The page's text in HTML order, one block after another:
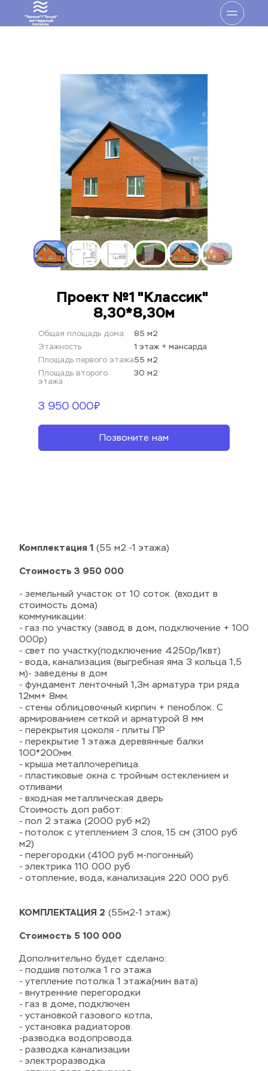
Проект №1 "Классик"
8,30*8,30м
Общая площадь дома:
85 м2
Этажность
1 этаж + мансарда
Площадь первого этажа55 м2
Площадь второго
этажа
30 м2
3 950 000₽
Позвоните нам
Комплектация 1 (55 м2 -1 этажа)
Стоимость 3 950 000
- земельный участок от 10 соток. (входит в
стоимость дома)
коммуникации:
- газ по участку (завод в дом, подключение + 100
000р)
- свет по участку(подключение 4250р/1квт)
- вода, канализация (выгребная яма 3 кольца 1,5
м)- заведены в дом
- фундамент ленточный 1,3м арматура три ряда
12мм+ 8мм.
- стены облицовочный кирпич + пеноблок. С
армированием сеткой и арматурой 8 мм
- перекрытия цоколя - плиты ПР
- перекрытие 1 этажа деревянные балки
100*200мм.
- крыша металлочерепица.
- пластиковые окна с тройным остеклением и
отливами
- входная металлическая дверь
Стоимость доп работ:
- пол 2 этажа (2000 руб м2)
- потолок с утеплением 3 слоя, 15 см (3100 руб
м2)
- перегородки (4100 руб м-погонный)
- электрика 110 000 руб
- отопление, вода, канализация 220 000 руб.
КОМПЛЕКТАЦИЯ 2 (55м2-1 этаж)
Стоимость 5 100 000
Дополнительно будет сделано:
- подшив потолка 1 го этажа
- утепление потолка 1 этажа(мин вата)
- внутренние перегородки
- газ в доме, подключен
- установкой газового котла,
- установка радиаторов.
-разводка водопровода.
- разводка канализации
- электроразводка